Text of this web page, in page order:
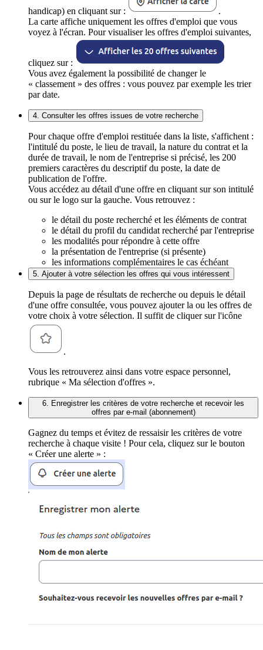
handicap) en cliquant sur :
.
La carte affiche uniquement les offres d'emploi que vous
voyez à l'écran. Pour visualiser les offres d'emploi suivantes,
cliquez sur :
Vous avez également la possibilité de changer le
« classement » des offres : vous pouvez par exemple les trier
par date.
4. Consulter les offres issues de votre recherche
Pour chaque offre d'emploi restituée dans la liste, s'affichent :
l'intitulé du poste, le lieu de travail, la nature du contrat et la
durée de travail, le nom de l'entreprise si précisé, les 200
premiers caractères du descriptif du poste, la date de
publication de l'offre.
Vous accédez au détail d'une offre en cliquant sur son intitulé
ou sur le logo sur la gauche. Vous retrouvez :
le détail du poste recherché et les éléments de contrat
le détail du profil du candidat recherché par l'entreprise
les modalités pour répondre à cette offre
la présentation de l'entreprise (si présente)
les informations complémentaires le cas échéant
5. Ajouter à votre sélection les offres qui vous intéressent
Depuis la page de résultats de recherche ou depuis le détail
d'une offre consultée, vous pouvez ajouter la ou les offres de
votre choix à votre sélection. Il suffit de cliquer sur l'icône
.
Vous les retrouverez ainsi dans votre espace personnel,
rubrique « Ma sélection d'offres ».
6. Enregistrer les critères de votre recherche et recevoir les
offres par e-mail (abonnement)
Gagnez du temps et évitez de ressaisir les critères de votre
recherche à chaque visite ! Pour cela, cliquez sur le bouton
« Créer une alerte » :